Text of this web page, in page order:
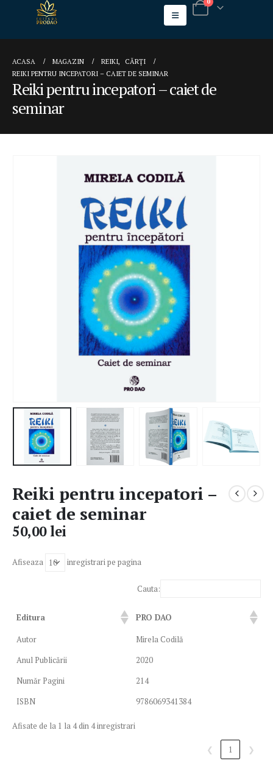
ACASA MAGAZIN REIKI,
CĂRȚI
REIKI PENTRU INCEPATORI – CAIET DE SEMINAR
Reiki pentru incepatori – caiet de
seminar
Reiki pentru incepatori –
caiet de seminar
50,00lei
Afiseaza inregistrari pe pagina
Cauta:
Editura
PRO DAO
Autor
Mirela Codilă
Anul Publicării
2020
Număr Pagini
214
ISBN
9786069341384
Afisate de la 1 la 4 din 4 inregistrari
❮ 1 ❯